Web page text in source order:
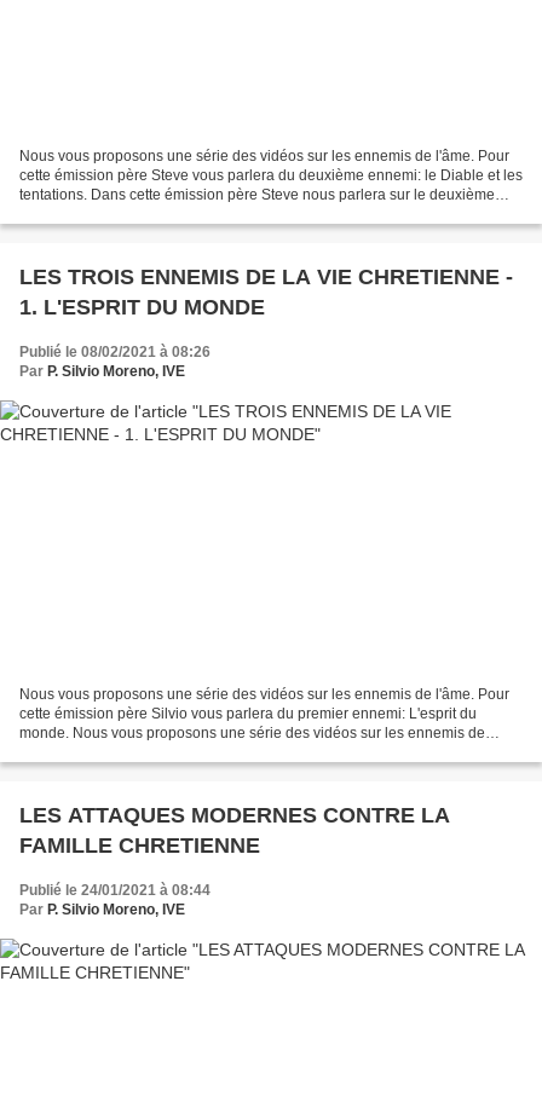
Nous vous proposons une série des vidéos sur les ennemis de l'âme. Pour
cette émission père Steve vous parlera du deuxième ennemi: le Diable et les
tentations. Dans cette émission père Steve nous parlera sur le deuxième
LES TROIS ENNEMIS DE LA VIE CHRETIENNE -
1. L'ESPRIT DU MONDE
Publié le 08/02/2021 à 08:26
Par P. Silvio Moreno, IVE
Nous vous proposons une série des vidéos sur les ennemis de l'âme. Pour
cette émission père Silvio vous parlera du premier ennemi: L'esprit du
monde. Nous vous proposons une série des vidéos sur les ennemis de
LES ATTAQUES MODERNES CONTRE LA
FAMILLE CHRETIENNE
Publié le 24/01/2021 à 08:44
Par P. Silvio Moreno, IVE